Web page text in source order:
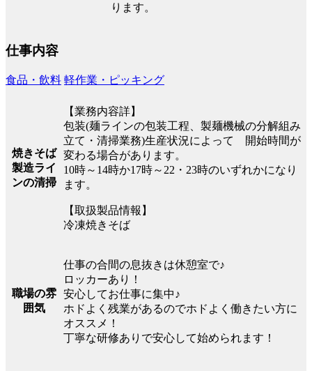
ります。
仕事内容
食品・飲料 軽作業・ピッキング
焼きそば
製造ライ
ンの清掃
【業務内容詳】
包装(麺ラインの包装工程、製麺機械の分解組み
立て・清掃業務)生産状況によって 開始時間が
変わる場合があります。
10時～14時か17時～22・23時のいずれかになり
ます。
【取扱製品情報】
冷凍焼きそば
職場の雰
囲気
仕事の合間の息抜きは休憩室で♪
ロッカーあり！
安心してお仕事に集中♪
ホドよく残業があるのでホドよく働きたい方に
オススメ！
丁寧な研修ありで安心して始められます！